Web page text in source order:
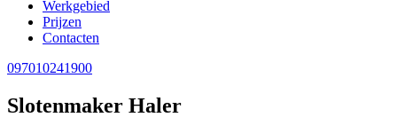
Werkgebied
Prijzen
Contacten
097010241900
Slotenmaker Haler